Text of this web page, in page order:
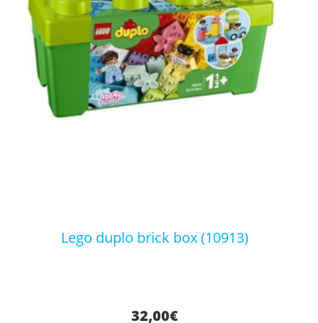
lego duplo brick box (10913)
32,00€